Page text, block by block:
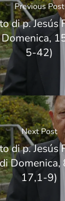
Previous Post
di p. Jesús
5-42)
Next Post
di p. Jesús
17,1-9)